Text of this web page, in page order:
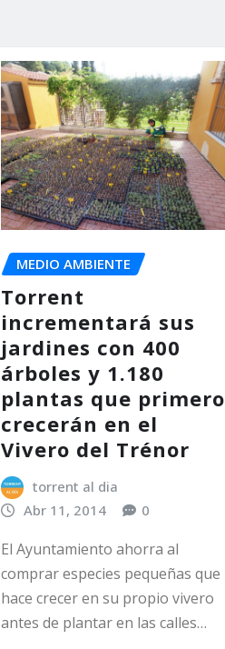
MEDIO AMBIENTE
Torrent
incrementará sus
jardines con 400
árboles y 1.180
plantas que primero
crecerán en el
Vivero del Trénor
torrent al dia
Abr 11, 2014
0
El Ayuntamiento ahorra al
comprar especies pequeñas que
hace crecer en su propio vivero
antes de plantar en las calles…